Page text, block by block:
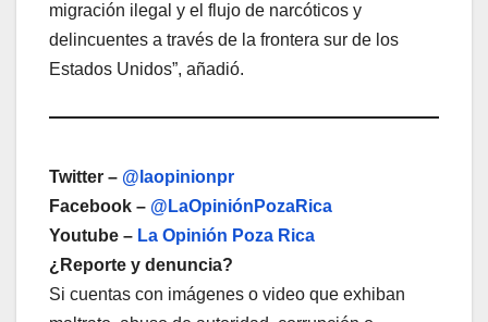
migración ilegal y el flujo de narcóticos y
delincuentes a través de la frontera sur de los
Estados Unidos”, añadió.
Twitter – @laopinionpr
Facebook – @LaOpiniónPozaRica
Youtube – La Opinión Poza Rica
¿Reporte y denuncia?
Si cuentas con imágenes o video que exhiban